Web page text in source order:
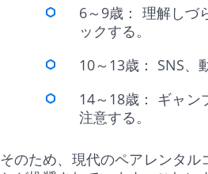
6～9歳： 理解しづ
ックする。
10～13歳： SNS、
14～18歳： ギャ
注意する。
そのため、現代のペアレンタ